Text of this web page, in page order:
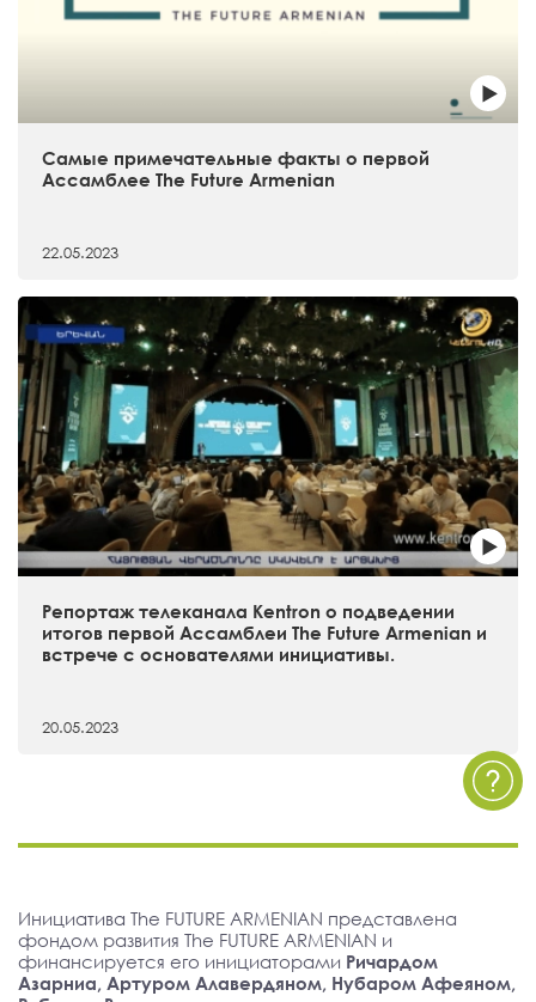
Самые примечательные факты о первой
Ассамблее The Future Armenian
22.05.2023
Репортаж телеканала Kentron о подведении
итогов первой Ассамблеи The Future Armenian и
встрече с основателями инициативы.
20.05.2023
Инициатива The FUTURE ARMENIAN представлена
фондом развития The FUTURE ARMENIAN и
финансируется его инициаторами Ричардом
Азарниа, Артуром Алавердяном, Нубаром Афеяном,